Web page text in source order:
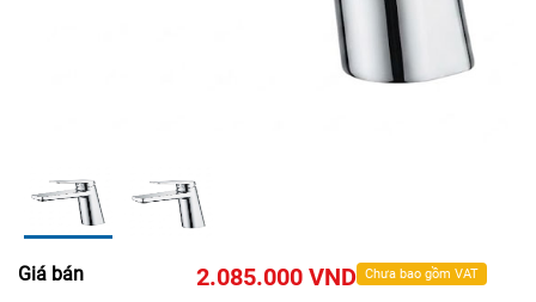
Giá bán 2.085.000 VND Chưa bao gồm VAT